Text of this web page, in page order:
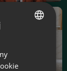
FRENCH